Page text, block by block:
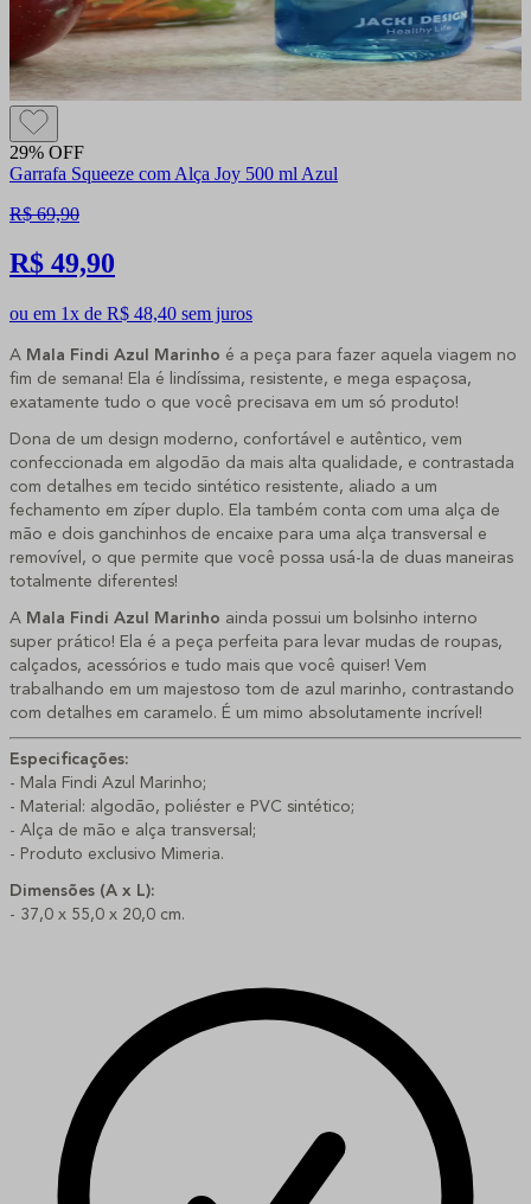
29% OFF
Garrafa Squeeze com Alça Joy 500 ml Azul
R$ 69,90
R$ 49,90
ou em 1x de R$ 48,40 sem juros
A Mala Findi Azul Marinho é a peça para fazer aquela viagem no
fim de semana! Ela é lindíssima, resistente, e mega espaçosa,
exatamente tudo o que você precisava em um só produto!
Dona de um design moderno, confortável e autêntico, vem
confeccionada em algodão da mais alta qualidade, e contrastada
com detalhes em tecido sintético resistente, aliado a um
fechamento em zíper duplo. Ela também conta com uma alça de
mão e dois ganchinhos de encaixe para uma alça transversal e
removível, o que permite que você possa usá-la de duas maneiras
totalmente diferentes!
A Mala Findi Azul Marinho ainda possui um bolsinho interno
super prático! Ela é a peça perfeita para levar mudas de roupas,
calçados, acessórios e tudo mais que você quiser! Vem
trabalhando em um majestoso tom de azul marinho, contrastando
com detalhes em caramelo. É um mimo absolutamente incrível!
Especificações:
- Mala Findi Azul Marinho;
- Material: algodão, poliéster e PVC sintético;
- Alça de mão e alça transversal;
- Produto exclusivo Mimeria.
Dimensões (A x L):
- 37,0 x 55,0 x 20,0 cm.